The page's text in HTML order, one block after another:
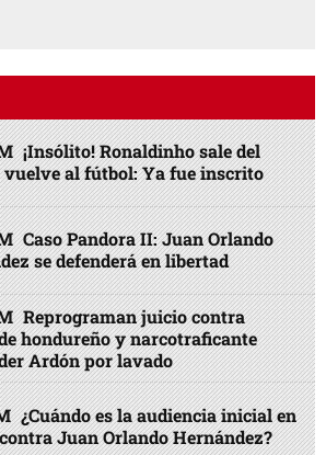
¡Insólito! Ronaldinho sale del
al fútbol: Ya fue inscrito
Caso Pandora II: Juan Orlando
se defenderá en libertad
Reprograman juicio contra
hondureño y narcotraficante
Ardón por lavado
¿Cuándo es la audiencia inicial en
Juan Orlando Hernández?